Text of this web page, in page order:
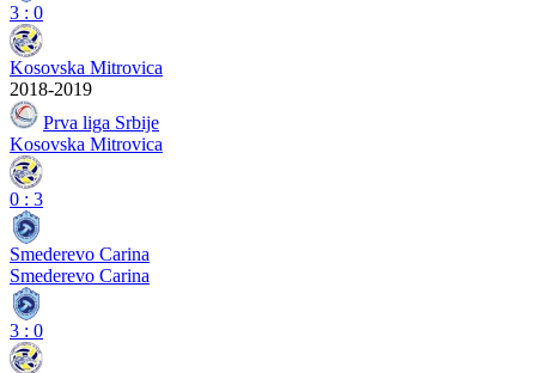
3 : 0
Kosovska Mitrovica
2018-2019
Prva liga Srbije
Kosovska Mitrovica
0 : 3
Smederevo Carina
Smederevo Carina
3 : 0